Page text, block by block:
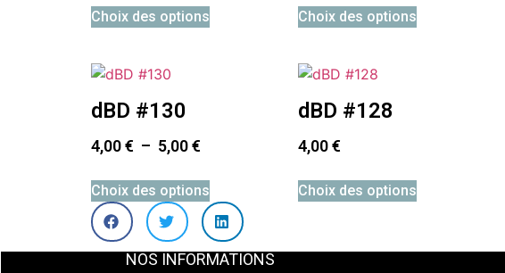
Choix des options Choix des options
dBD #130
4,00€ – 5,00€
Choix des options
dBD #128
4,00€
Choix des options
NOS INFORMATIONS